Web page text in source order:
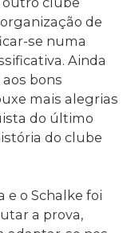
de
se numa
Ainda
bons
mais alegrias
do último
do clube
e o Schalke foi
a prova,